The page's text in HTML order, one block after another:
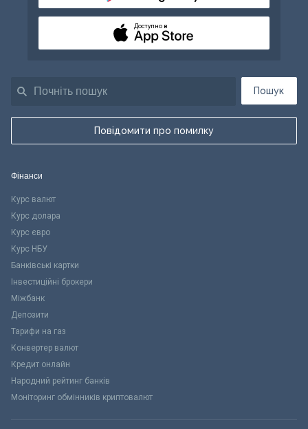
Пошук
Повідомити про помилку
Доступно в
Фінанси
Курс валют
Курс долара
Курс євро
Курс НБУ
Банківські картки
Інвестиційні брокери
Міжбанк
Депозити
Тарифи на газ
Конвертер валют
Кредит онлайн
Народний рейтинг банків
Моніторинг обмінників криптовалют